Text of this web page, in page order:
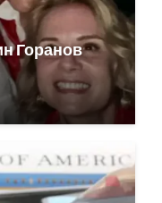
Горанов